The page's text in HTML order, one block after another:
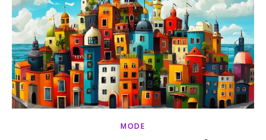
MODE